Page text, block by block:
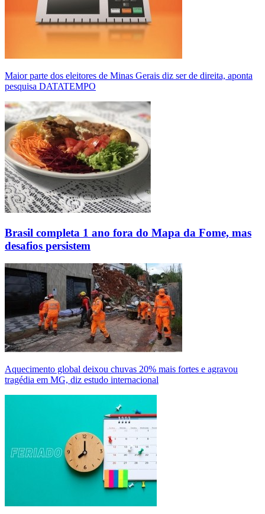
Maior parte dos eleitores de Minas Gerais diz ser de direita, aponta
pesquisa DATATEMPO
Brasil completa 1 ano fora do Mapa da Fome, mas
desafios persistem
Aquecimento global deixou chuvas 20% mais fortes e agravou
tragédia em MG, diz estudo internacional